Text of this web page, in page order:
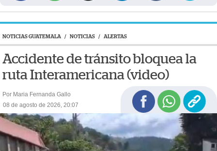
NOTICIAS GUATEMALA / NOTICIAS / ALERTAS
Accidente de tránsito bloquea la
ruta Interamericana (video)
Por Maria Fernanda Gallo
08 de agosto de 2026, 20:07